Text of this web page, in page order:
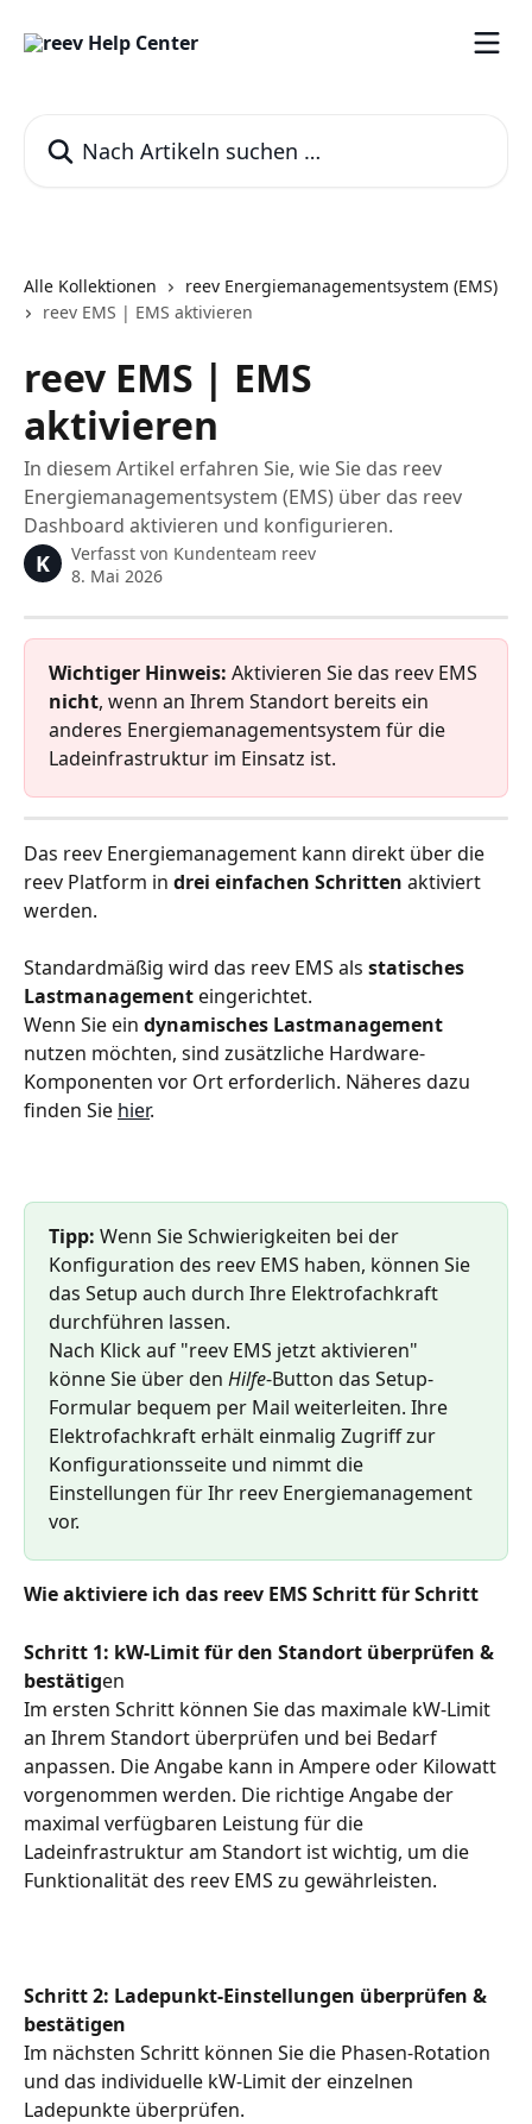
Alle Kollektionen
reev Energiemanagementsystem (EMS)
reev EMS | EMS aktivieren
reev EMS | EMS
aktivieren
In diesem Artikel erfahren Sie, wie Sie das reev
Energiemanagementsystem (EMS) über das reev
Dashboard aktivieren und konfigurieren.
K Verfasst von Kundenteam reev
8. Mai 2026
Wichtiger Hinweis: Aktivieren Sie das reev EMS
nicht, wenn an Ihrem Standort bereits ein
anderes Energiemanagementsystem für die
Ladeinfrastruktur im Einsatz ist.
Das reev Energiemanagement kann direkt über die
reev Platform in drei einfachen Schritten aktiviert
werden.
Standardmäßig wird das reev EMS als statisches
Lastmanagement eingerichtet.
Wenn Sie ein dynamisches Lastmanagement
nutzen möchten, sind zusätzliche Hardware-
Komponenten vor Ort erforderlich. Näheres dazu
finden Sie hier.
Tipp: Wenn Sie Schwierigkeiten bei der
Konfiguration des reev EMS haben, können Sie
das Setup auch durch Ihre Elektrofachkraft
durchführen lassen.
Nach Klick auf "reev EMS jetzt aktivieren"
könne Sie über den Hilfe-Button das Setup-
Formular bequem per Mail weiterleiten. Ihre
Elektrofachkraft erhält einmalig Zugriff zur
Konfigurationsseite und nimmt die
Einstellungen für Ihr reev Energiemanagement
vor.
Wie aktiviere ich das reev EMS Schritt für Schritt
Schritt 1: kW-Limit für den Standort überprüfen &
bestätigen
Im ersten Schritt können Sie das maximale kW-Limit
an Ihrem Standort überprüfen und bei Bedarf
anpassen. Die Angabe kann in Ampere oder Kilowatt
vorgenommen werden. Die richtige Angabe der
maximal verfügbaren Leistung für die
Ladeinfrastruktur am Standort ist wichtig, um die
Funktionalität des reev EMS zu gewährleisten.
Schritt 2: Ladepunkt-Einstellungen überprüfen &
bestätigen
Im nächsten Schritt können Sie die Phasen-Rotation
und das individuelle kW-Limit der einzelnen
Ladepunkte überprüfen.